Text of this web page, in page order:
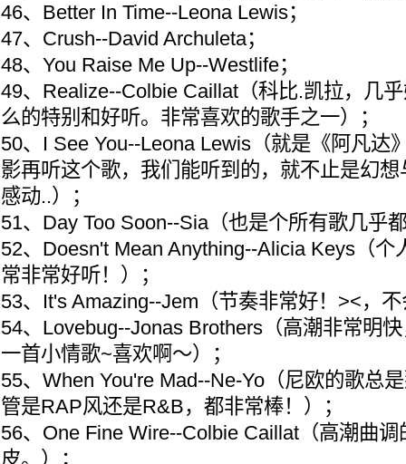
46、Better In Time--Leona Lewis；
47、Crush--David Archuleta；
48、You Raise Me Up--Westlife；
49、Realize--Colbie Caillat（科比.凯拉，几
么的特别和好听。非常喜欢的歌手之一）；
50、I See You--Leona Lewis（就是《阿凡达
影再听这个歌，我们能听到的，就不止是幻
感动..）；
51、Day Too Soon--Sia（也是个所有歌几乎
52、Doesn't Mean Anything--Alicia Keys（个
常非常好听！）；
53、It's Amazing--Jem（节奏非常好！><，
54、Lovebug--Jonas Brothers（高潮非常明
一首小情歌~喜欢啊～）；
55、When You're Mad--Ne-Yo（尼欧的歌总
管是RAP风还是R&B，都非常棒！）；
56、One Fine Wire--Colbie Caillat（高潮曲
皮。）；